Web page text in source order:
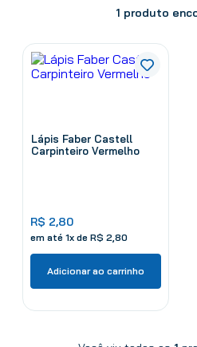
1 produto
Lápis Faber Castell
Carpinteiro Vermelho
R$ 2,80
em até 1x de R$ 2 80
Adicionar ao carrinho